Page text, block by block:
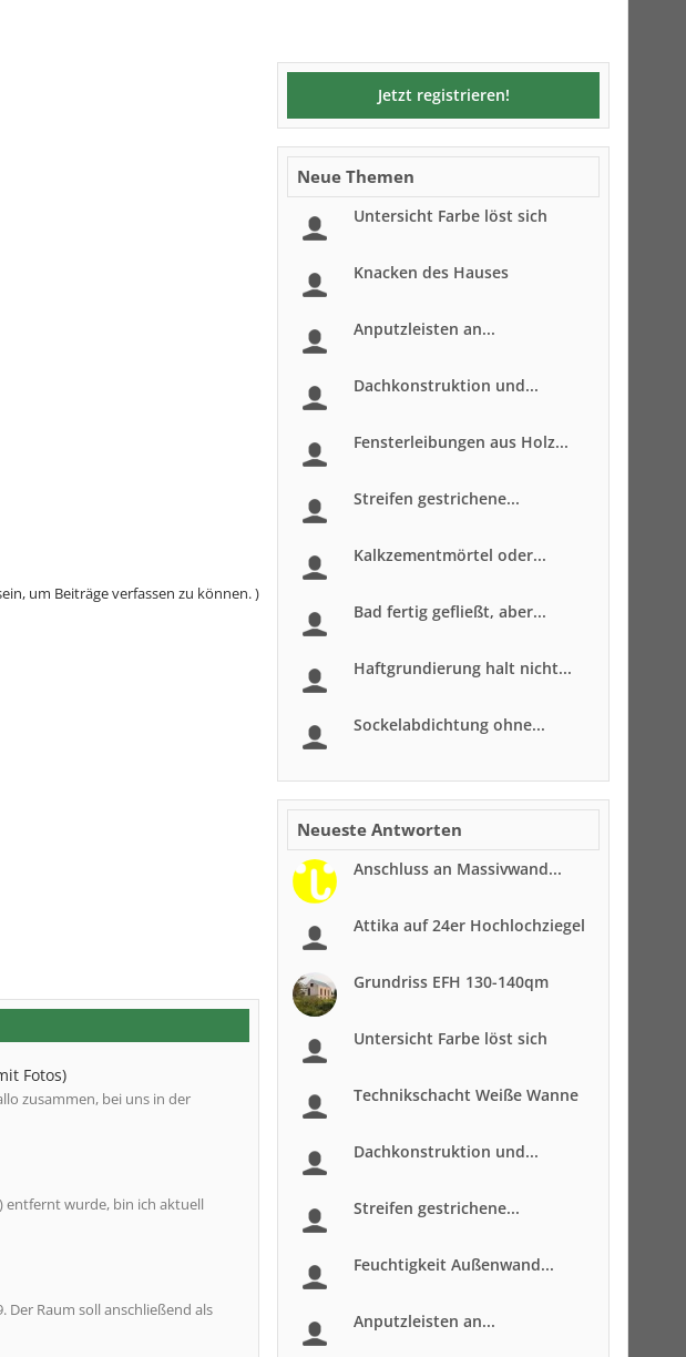
um Beiträge verfassen zu können. )
Fotos)
zusammen, bei uns in der
entfernt wurde, bin ich aktuell
Der Raum soll anschließend als
Jetzt registrieren!
Neue Themen
Untersicht Farbe löst sich
Knacken des Hauses
Anputzleisten an...
Dachkonstruktion und...
Fensterleibungen aus Holz...
Streifen gestrichene...
Kalkzementmörtel oder...
Bad fertig gefließt, aber...
Haftgrundierung halt nicht...
Sockelabdichtung ohne...
Neueste Antworten
Anschluss an Massivwand...
Attika auf 24er Hochlochziegel
Grundriss EFH 130-140qm
Untersicht Farbe löst sich
Technikschacht Weiße Wanne
Dachkonstruktion und...
Streifen gestrichene...
Feuchtigkeit Außenwand...
Anputzleisten an...